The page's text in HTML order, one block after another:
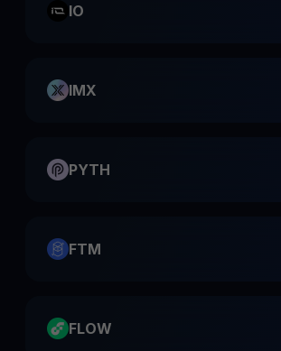
IO
IMX
PYTH
FTM
FLOW